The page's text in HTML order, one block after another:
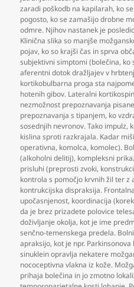
zaradi poškodb na kapilarah, ko
pogosto, ko se zamašijo drobne
odmre. Njihov nastanek je
Klinična slika so manjše
pojav, ko so krajši čas in sprva
subjektivni simptomi (bolečina, ko
aferentni dotok dražljajev v
kortikobulbarna proga sta
hotenih gibov. Lateralni
nezmožnost prepoznavanja
prepoznavanja s tipanjem, ko
sosednjih nevronov. Tako impulz,
kislina sproti razkrajala. Kadar
operativna, komolca, komolec).
(alkoholni delitij), kompleksni
prisluhi (preprosti zvoki,
kontrola s pomočjo krvnih žil ter z
kontrukcijska dispraksija.
upočasnjenost, koordinacija
da je brez prizadete polovice
doživljanje okolja, kot je ime
senčno-temenskega predela.
apraksijo, kot je npr.
sinuklein opravlja nekatere
nococeptivna vlakna iz kože.
prihaja bolečina in jo zmotno